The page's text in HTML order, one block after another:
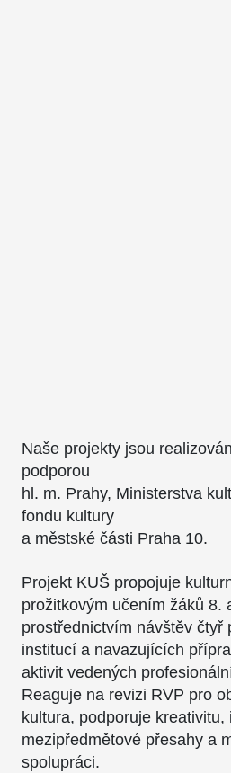
Naše projekty jsou
podporou
hl. m. Prahy, Ministerstva
fondu kultury
a městské části Praha 10.
Projekt KUŠ propojuje
prožitkovým učením žáků 8.
prostřednictvím návštěv čtyř
institucí a navazujících
aktivit vedených
Reaguje na revizi RVP pro
kultura, podporuje kreativitu,
mezipředmětové přesahy a
spolupráci.